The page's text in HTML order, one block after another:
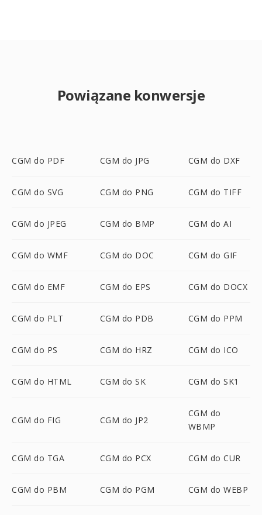
Powiązane konwersje
CGM do PDF CGM do JPG CGM do DXF
CGM do SVG CGM do PNG CGM do TIFF
CGM do JPEG CGM do BMP CGM do AI
CGM do WMF CGM do DOC CGM do GIF
CGM do EMF CGM do EPS CGM do DOCX
CGM do PLT CGM do PDB CGM do PPM
CGM do PS CGM do HRZ CGM do ICO
CGM do HTML CGM do SK CGM do SK1
CGM do FIG CGM do JP2
CGM do
WBMP
CGM do TGA CGM do PCX CGM do CUR
CGM do PBM CGM do PGM CGM do WEBP